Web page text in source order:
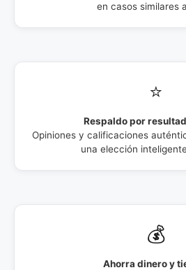
en casos similares
⭐
Respaldo por
Opiniones y calificaciones
una elección
💰
Ahorra dinero y